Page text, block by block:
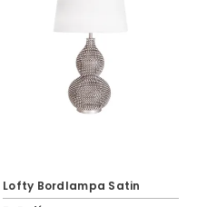
Lofty Bordlampa Satin